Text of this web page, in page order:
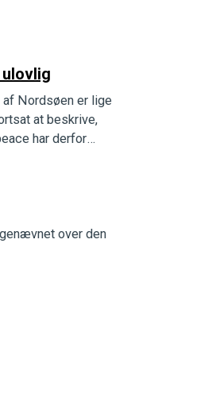
Nordsøen er lige
at beskrive,
har derfor
over den